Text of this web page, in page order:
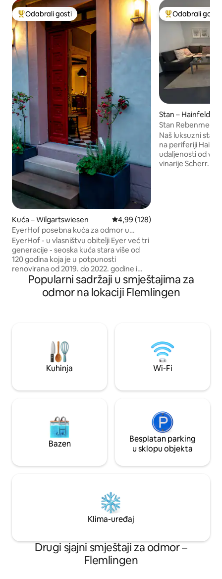
Među najviše rangiranima s oznakom „Odabrali gosti”
Odabrali gosti
Kuća – Wilgartswiesen Prosječna ocjena: 4,99/5,
4,99 (128)
EyerHof posebna kuća za odmor u
Pfalzu
EyerHof - u vlasništvu obitelji Eyer već tri
generacije - seoska kuća stara više od
120 godina koja je u potpunosti
renovirana od 2019. do 2022. godine i
sada spaja poseban šarm seoske kuće s
modernim industrijskim stilom. Pored
terase, dvorišta i vrta nalazi se stanica za
drvenim, pješčenjakovim, glinenim
zidovima i staro s novim 🖤
Među najviše
Odabrali gosti
Stan – Hainfeld
Stan Rebenmeer,
vinograde!
Naš luksuzni stan
na periferiji
udaljenosti od
vinarije Scherr.
Popularni sadržaji u smještajima za
odmor na lokaciji Flemlingen
Kuhinja Wi-Fi
Bazen
Besplatan parking
u sklopu objekta
Klima-uređaj
Drugi sjajni smještaji za odmor –
Flemlingen